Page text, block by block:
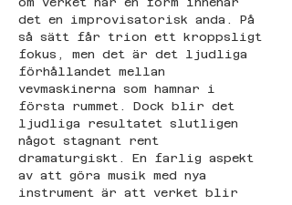
det en improvisatorisk anda. På
så sätt får trion ett kroppsligt
fokus, men det är det ljudliga
förhållandet mellan
vevmaskinerna som hamnar i
första rummet. Dock blir det
ljudliga resultatet slutligen
något stagnant rent
dramaturgiskt. En farlig aspekt
av att göra musik med nya
instrument är att verket blir